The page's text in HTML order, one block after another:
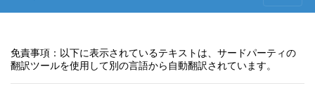
免責事項：以下に表示されているテキストは、サードパーティの
翻訳ツールを使用して別の言語から自動翻訳されています。